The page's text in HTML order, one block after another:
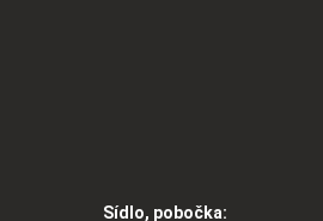
Sídlo, pobočka: